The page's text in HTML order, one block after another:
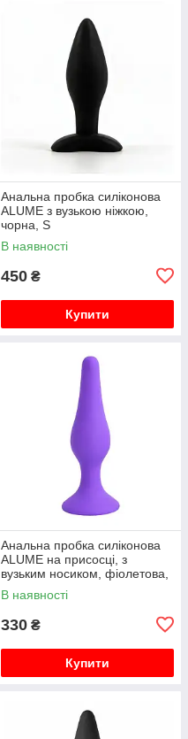
Анальна пробка силіконова
ALUME з вузькою ніжкою,
чорна, S
В наявності
450 ₴
Купити
Анальна пробка силіконова
ALUME на присосці, з
вузьким носиком, фіолетова,
M
В наявності
330 ₴
Купити